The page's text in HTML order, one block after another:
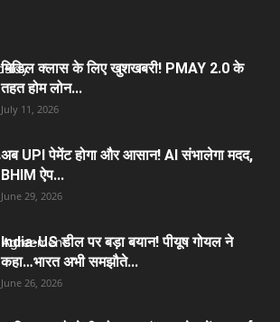
मिडिल क्लास के लिए खुशखबरी! PMAY 2.0 के
तहत होम लोन...
July 11, 2026
अब UPI पेमेंट होगा और आसान! AI संभालेगा मदद,
BHIM ऐप...
June 29, 2026
India-US डील पर बड़ा बयान! पीयूष गोयल ने
कहा…भारत अभी समझौते...
June 26, 2026